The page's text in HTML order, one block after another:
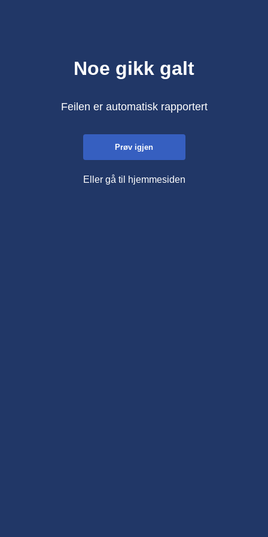
Noe gikk galt
Feilen er automatisk rapportert
Prøv igjen
Eller gå til hjemmesiden